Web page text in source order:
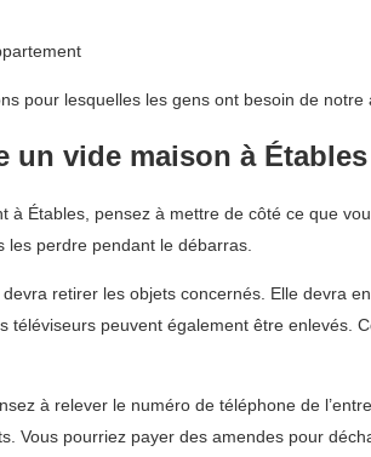
pour lesquelles les gens ont besoin de
un vide maison à Étables
à Étables, pensez à mettre de côté ce que
perdre pendant le débarras.
retirer les objets concernés. Elle devra
téléviseurs peuvent également être
à relever le numéro de téléphone de
Vous pourriez payer des amendes pour